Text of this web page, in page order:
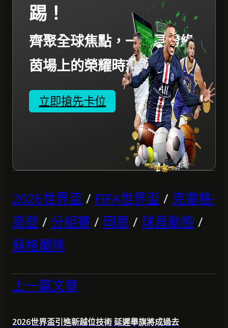
踢！
齊聚全球焦點，一起見證綠
茵場上的榮耀時刻。
立即搶先卡位
2026世界盃 / FIFA世界盃 / 克雷格·
高登 / 分組賽 / 岡恩 / 球員動態 /
蘇格蘭隊
上一篇文章
2026世界盃引進新越位技術 延遲舉旗將成過去